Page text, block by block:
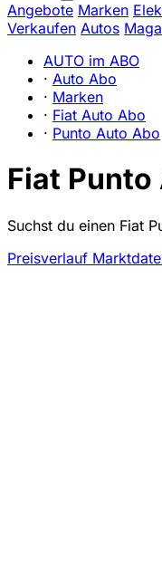
Angebote Marken
Verkaufen Autos
AUTO im ABO
· Auto Abo
· Marken
· Fiat Auto Abo
· Punto Auto Abo
Fiat
Suchst du einen Fiat
Preisverlauf